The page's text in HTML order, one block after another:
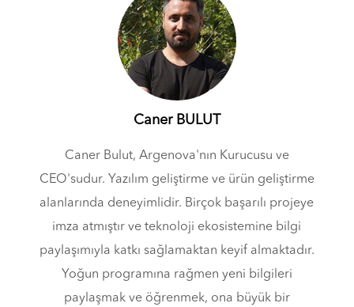
Caner BULUT
Caner Bulut, Argenova'nın Kurucusu ve
CEO'sudur. Yazılım geliştirme ve ürün geliştirme
alanlarında deneyimlidir. Birçok başarılı projeye
imza atmıştır ve teknoloji ekosistemine bilgi
paylaşımıyla katkı sağlamaktan keyif almaktadır.
Yoğun programına rağmen yeni bilgileri
paylaşmak ve öğrenmek, ona büyük bir